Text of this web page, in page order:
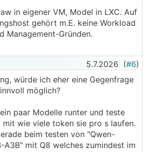
in eigener VM, Model in LXC. Auf
gehört m.E. keine Workload
Management-Gründen.
5.7.2026 (#6)
würde ich eher eine Gegenfrage
möglich?
paar Modelle runter und teste
mit wie viele token sie pro s laufen.
beim testen von "Qwen-
A3B" mit Q8 welches zumindest im